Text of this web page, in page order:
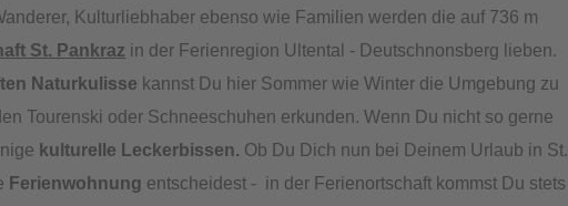
Kulturliebhaber ebenso wie Familien werden die auf 736 m
St. Pankraz in der Ferienregion Ultental - Deutschnonsberg lieben.
Naturkulisse kannst Du hier Sommer wie Winter die Umgebung zu
Tourenski oder Schneeschuhen erkunden. Wenn Du nicht so gerne
kulturelle Leckerbissen. Ob Du Dich nun bei Deinem Urlaub in St.
Ferienwohnung entscheidest - in der Ferienortschaft kommst Du stets